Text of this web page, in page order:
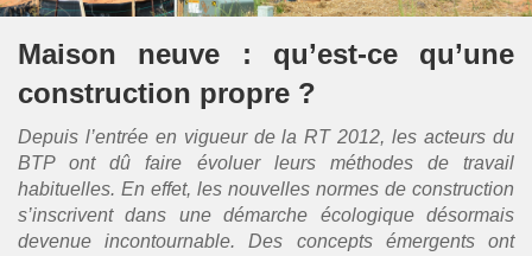
Maison neuve : qu’est-ce qu’une
construction propre ?
Depuis l’entrée en vigueur de la RT 2012, les acteurs du
BTP ont dû faire évoluer leurs méthodes de travail
habituelles. En effet, les nouvelles normes de construction
s’inscrivent dans une démarche écologique désormais
devenue incontournable. Des concepts émergents ont